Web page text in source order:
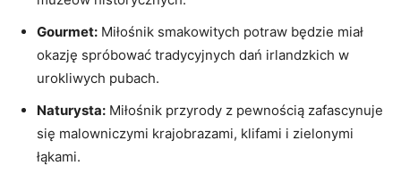
Gourmet: Miłośnik smakowitych potraw będzie miał
okazję spróbować tradycyjnych dań⁤ irlandzkich w
urokliwych pubach.
Naturysta: Miłośnik przyrody⁤ z pewnością ⁤zafascynuje
się malowniczymi krajobrazami, klifami i⁣ zielonymi
łąkami.